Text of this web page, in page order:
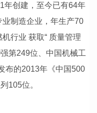
创建，至今已有64年
制造企业，年生产70
行业 获取“ 质量管理
第249位、中国机械工
布的2013年《中国500
105位。